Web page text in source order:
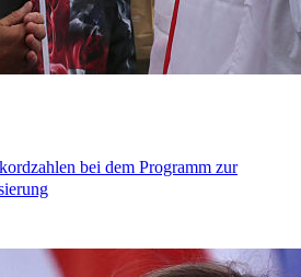
bei dem Programm zur